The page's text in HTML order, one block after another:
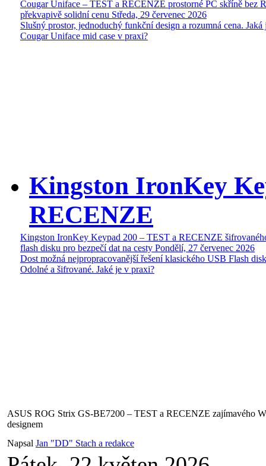
Cougar Uniface – TEST a RECENZE prostorné PC skříně bez
překvapivě solidní cenu Středa, 29 červenec 2026
Slušný prostor, jednoduchý funkční design a rozumná cena. Jaká
Cougar Uniface mid case v praxi?
Kingston IronKey
RECENZE
Kingston IronKey Keypad 200 – TEST a RECENZE
flash disku pro bezpečí dat na cesty Pondělí, 27 červenec 2026
Dost možná nejpropracovanější řešení klasického USB Flash
Odolné a šifrované. Jaké je v praxi?
ASUS ROG Strix GS-BE7200 – TEST a RECENZE zajímavého
designem
Napsal Jan "DD" Stach a redakce